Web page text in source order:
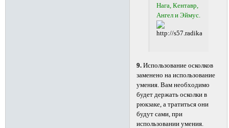
Нага, Кентавр,
Ангел и Эймус.
9. Использование осколков
заменено на использование
умения. Вам необходимо
будет держать осколки в
рюкзаке, а тратиться они
будут сами, при
использовании умения.